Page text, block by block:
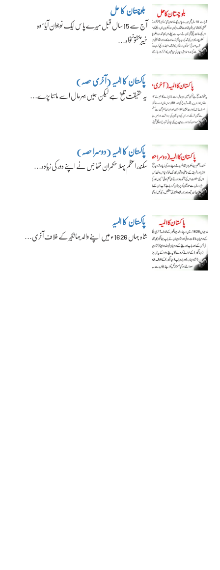
بلوچستان کا حل
آج سے 15 سال قبل میرے پاس ایک نوجوان آیا‘ وہ
خیبرپختونخواہ…
پاکستان کا المیہ (آخری حصہ)
یہ حقیقت تلخ ہے لیکن ہمیں بہرحال اسے ماننا پڑے…
پاکستان کا المیہ (دوسرا حصہ)
سکندراعظم پہلا حکمران تھا جس نے اپنے دور کی زیادہ…
پاکستان کا المیہ
شاہ جہاں 1626ء میں اپنے والد جہانگیر کے خلاف آخری…